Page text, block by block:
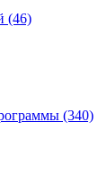
(46)
(340)